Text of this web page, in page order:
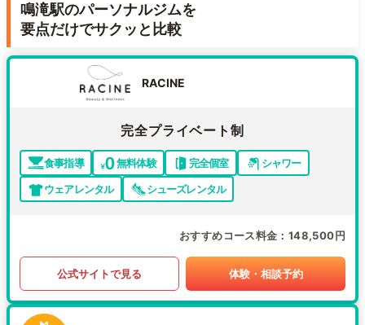
鳴滝駅のパーソナルジムを
要点だけでサクッと比較
RACINE
完全プライベート制
食事指導 無料体験 完全個室
シャワー
ウェアレンタル
シューズレンタル
おすすめコース料金 148,500円
公式サイトで見る 体験・相談予約